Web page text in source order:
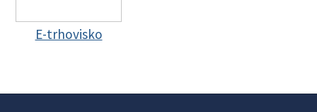
E-trhovisko